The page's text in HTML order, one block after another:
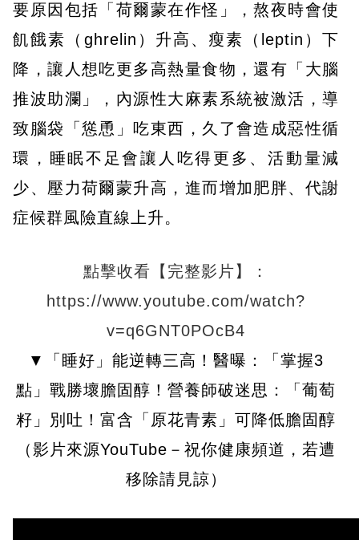
要原因包括「荷爾蒙在作怪」，熬夜時會使
飢餓素（ghrelin）升高、瘦素（leptin）下
降，讓人想吃更多高熱量食物，還有「大腦
推波助瀾」，內源性大麻素系統被激活，導
致腦袋「慫恿」吃東西，久了會造成惡性循
環，睡眠不足會讓人吃得更多、活動量減
少、壓力荷爾蒙升高，進而增加肥胖、代謝
症候群風險直線上升。
點擊收看【完整影片】：
https://www.youtube.com/watch?
v=q6GNT0POcB4
▼「睡好」能逆轉三高！醫曝：「掌握3
點」戰勝壞膽固醇！營養師破迷思：「葡萄
籽」別吐！富含「原花青素」可降低膽固醇
（影片來源YouTube－祝你健康頻道，若遭
移除請見諒）